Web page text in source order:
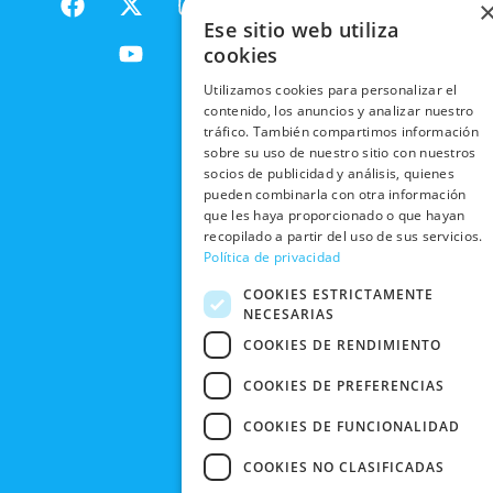
a
-
t
w
m
o
u
t
RESPONSABILIDAD
SOCIAL
TRABAJA
CON
NOSOTROS
NUESTRAS
TIENDAS
BLACK
FRIDAY
CONTACTO
ENVÍOS
RECOGIDA
EN TIENDA
DEVOLUCIONES
Y CAMBIOS
CANCELAR
PEDIDO
POLÍTICA DE
PRIVACIDAD
CONDICIONES
DE COMPRA
Ese sitio web utiliza
cookies
Utilizamos cookies para personalizar el
contenido, los anuncios y analizar nuestro
tráfico. También compartimos información
sobre su uso de nuestro sitio con nuestros
socios de publicidad y análisis, quienes
pueden combinarla con otra información
que les haya proporcionado o que hayan
recopilado a partir del uso de sus servicios.
Política de privacidad
COOKIES ESTRICTAMENTE
NECESARIAS
COOKIES DE RENDIMIENTO
COOKIES DE PREFERENCIAS
COOKIES DE FUNCIONALIDAD
COOKIES NO CLASIFICADAS